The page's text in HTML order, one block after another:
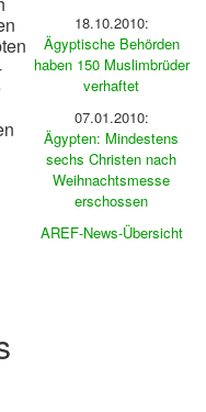
18.10.2010:
Ägyptische Behörden
haben 150 Muslimbrüder
verhaftet
07.01.2010:
Ägypten: Mindestens
sechs Christen nach
Weihnachtsmesse
erschossen
AREF-News-Übersicht